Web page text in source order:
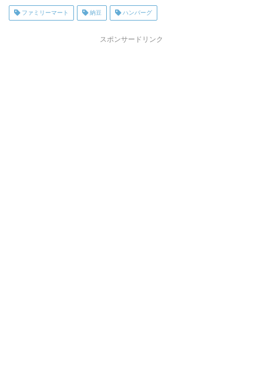
ファミリーマート 納豆 ハンバーグ
スポンサードリンク